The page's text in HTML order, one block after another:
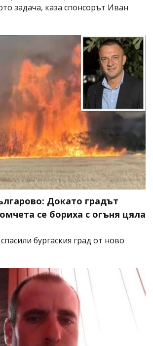
задача, каза спонсорът Иван
Докато градът
се бориха с огъня цяла
бургаския град от ново